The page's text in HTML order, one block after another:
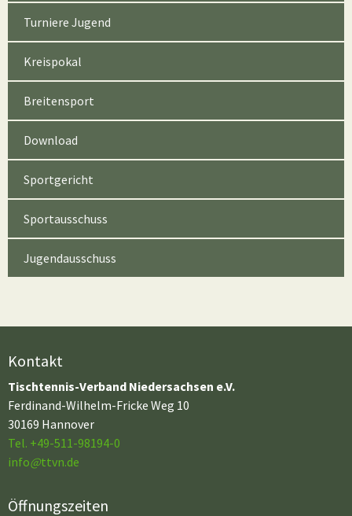
Turniere Jugend
Kreispokal
Breitensport
Download
Sportgericht
Sportausschuss
Jugendausschuss
Kontakt
Tischtennis-Verband Niedersachsen e.V.
Ferdinand-Wilhelm-Fricke Weg 10
30169 Hannover
Tel. +49-511-98194-0
info@ttvn.de
Öffnungszeiten